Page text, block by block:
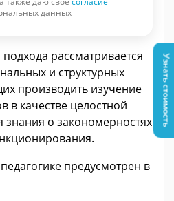
данных
рассматривается
и структурных
производить изучение
в качестве целостной
знания о закономерностях
предусмотрен в
Узнать стоимость